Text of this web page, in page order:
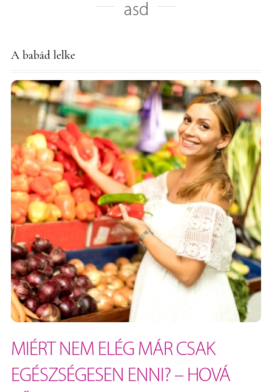
asd
A babád lelke
MIÉRT NEM ELÉG MÁR CSAK
EGÉSZSÉGESEN ENNI? – HOVÁ